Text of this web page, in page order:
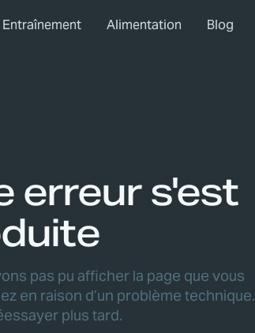
Entraînement Alimentation Blog
erreur s'est
pas pu afficher la page que vous
en raison d’un problème technique.
plus tard.